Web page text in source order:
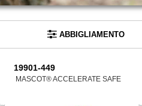
ABBIGLIAMENTO
19901-449
MASCOT® ACCELERATE SAFE